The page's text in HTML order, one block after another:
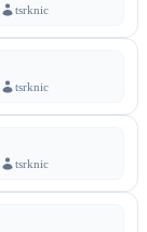
tsrknic
tsrknic
tsrknic